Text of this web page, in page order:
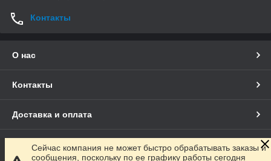
Контакты
О нас
Контакты
Доставка и оплата
Полная версия сайта
Сейчас компания не может быстро обрабатывать заказы и
сообщения, поскольку по ее графику работы сегодня